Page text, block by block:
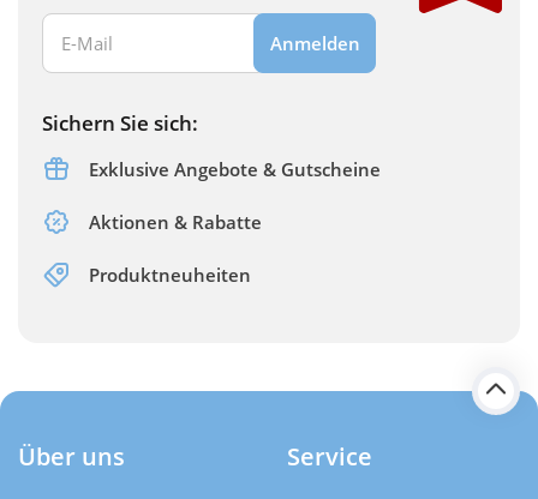
Ihre E-Mail Adresse:
Anmelden
Sichern Sie sich:
Exklusive Angebote & Gutscheine
Aktionen & Rabatte
Produktneuheiten
Über uns Service